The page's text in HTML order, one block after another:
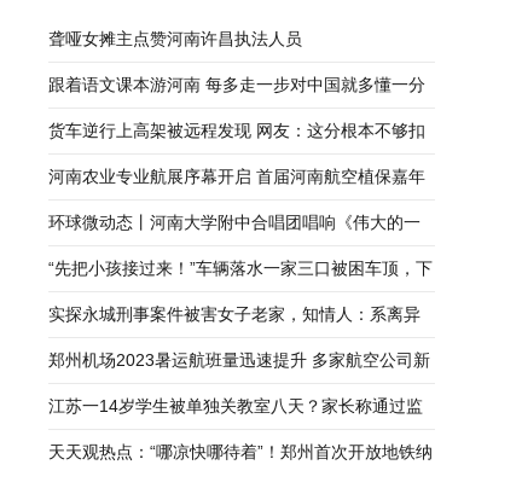
聋哑女摊主点赞河南许昌执法人员
跟着语文课本游河南 每多走一步对中国就多懂一分
货车逆行上高架被远程发现 网友：这分根本不够扣
河南农业专业航展序幕开启 首届河南航空植保嘉年
华亮点提前揭秘_焦点速讯
环球微动态丨河南大学附中合唱团唱响《伟大的一
盘棋》
“先把小孩接过来！”车辆落水一家三口被困车顶，下
一秒村民跳水救人_快看
实探永城刑事案件被害女子老家，知情人：系离异
女子，亲人在外务工生活多年-今热点
郑州机场2023暑运航班量迅速提升 多家航空公司新
开或加密在郑运营航线
江苏一14岁学生被单独关教室八天？家长称通过监
控确定基本没给孩子上课
天天观热点：“哪凉快哪待着”！郑州首次开放地铁纳